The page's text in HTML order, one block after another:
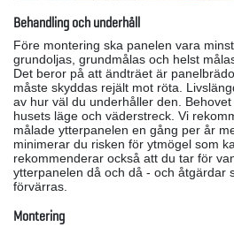
Behandling och underhåll
Före montering ska panelen vara
grundoljas, grundmålas och helst
Det beror på att ändträet är
måste skyddas rejält mot röta.
av hur väl du underhåller den.
husets läge och väderstreck. Vi
målade ytterpanelen en gång per år
minimerar du risken för ytmögel som
rekommenderar också att du tar för
ytterpanelen då och då - och åtgärdar
förvärras.
Montering